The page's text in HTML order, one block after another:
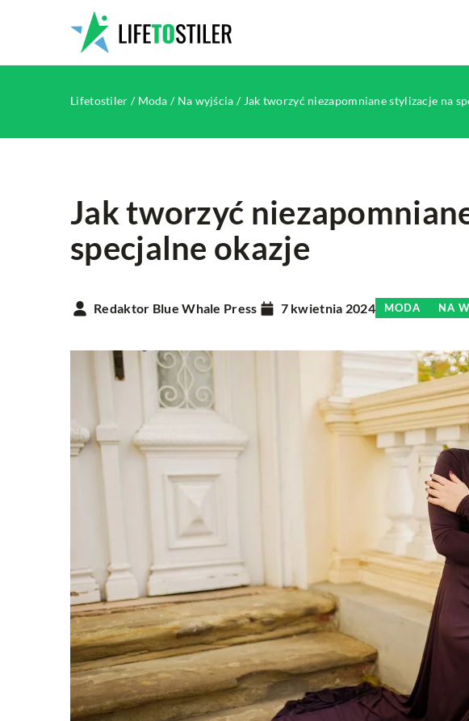
Lifetostiler / Moda / Na wyjścia / Jak tworzyć niezapomniane stylizacje na
Jak tworzyć
specjalne okazje
Redaktor Blue Whale Press 7 kwietnia 2024 MODA NA
INNE
2 czerwca 2024
Jak wybrać odpowiednią firmę do
busa dla grupy osób?
Rozważasz wynajem busa na wyjazd
ale nie wiesz, na co zwrócić uwagę? Dowiedz
się, jakie kryteria są kluczowe przy wyborze
firmy transportowej.